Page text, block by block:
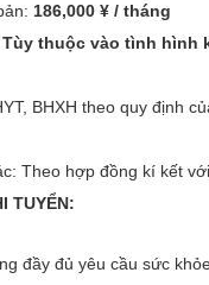
186,000 ¥ / tháng
Tùy thuộc vào tình hình
BHXH theo quy định
hợp đồng kí kết
TUYỂN:
đủ yêu cầu sức